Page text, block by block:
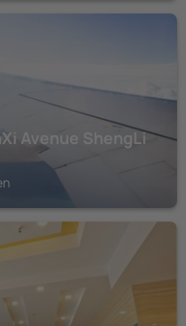
Avenue ShengLi